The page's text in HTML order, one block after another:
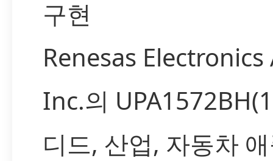
구현
Renesas
Inc.의
디드, 산업, 자동차